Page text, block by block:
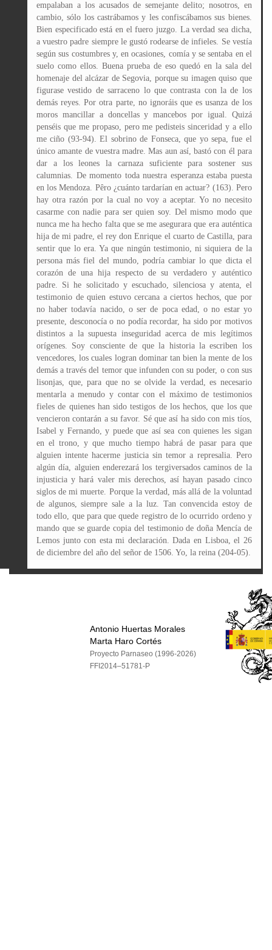
empalaban a los acusados de semejante delito; nosotros, en
cambio, sólo los castrábamos y les confiscábamos sus bienes.
Bien especificado está en el fuero juzgo. La verdad sea dicha,
a vuestro padre siempre le gustó rodearse de infieles. Se vestía
según sus costumbres y, en ocasiones, comía y se sentaba en el
suelo como ellos. Buena prueba de eso quedó en la sala del
homenaje del alcázar de Segovia, porque su imagen quiso que
figurase vestido de sarraceno lo que contrasta con la de los
demás reyes. Por otra parte, no ignoráis que es usanza de los
moros mancillar a doncellas y mancebos por igual. Quizá
penséis que me propaso, pero me pedisteis sinceridad y a ello
me ciño (93-94). El sobrino de Fonseca, que yo sepa, fue el
único amante de vuestra madre. Mas aun así, bastó con él para
dar a los leones la carnaza suficiente para sostener sus
calumnias. De momento toda nuestra esperanza estaba puesta
en los Mendoza. Pêro ¿cuánto tardarían en actuar? (163). Pero
hay otra razón por la cual no voy a aceptar. Yo no necesito
casarme con nadie para ser quien soy. Del mismo modo que
nunca me ha hecho falta que se me asegurara que era auténtica
hija de mi padre, el rey don Enrique el cuarto de Castilla, para
sentir que lo era. Ya que ningún testimonio, ni siquiera de la
persona más fiel del mundo, podría cambiar lo que dicta el
corazón de una hija respecto de su verdadero y auténtico
padre. Si he solicitado y escuchado, silenciosa y atenta, el
testimonio de quien estuvo cercana a ciertos hechos, que por
no haber todavía nacido, o ser de poca edad, o no estar yo
presente, desconocía o no podía recordar, ha sido por motivos
distintos a la supuesta inseguridad acerca de mis legítimos
orígenes. Soy consciente de que la historia la escriben los
vencedores, los cuales logran dominar tan bien la mente de los
demás a través del temor que infunden con su poder, o con sus
lisonjas, que, para que no se olvide la verdad, es necesario
mentarla a menudo y contar con el máximo de testimonios
fieles de quienes han sido testigos de los hechos, que los que
vencieron contarán a su favor. Sé que así ha sido con mis tíos,
Isabel y Fernando, y puede que así sea con quienes les sigan
en el trono, y que mucho tiempo habrá de pasar para que
alguien intente hacerme justicia sin temor a represalia. Pero
algún día, alguien enderezará los tergiversados caminos de la
injusticia y hará valer mis derechos, así hayan pasado cinco
siglos de mi muerte. Porque la verdad, más allá de la voluntad
de algunos, siempre sale a la luz. Tan convencida estoy de
todo ello, que para que quede registro de lo ocurrido ordeno y
mando que se guarde copia del testimonio de doña Mencía de
Lemos junto con esta mi declaración. Dada en Lisboa, el 26
de diciembre del año del señor de 1506. Yo, la reina (204-05).
Antonio Huertas Morales
Marta Haro Cortés
Proyecto Parnaseo (1996-2026)
FFI2014–51781-P